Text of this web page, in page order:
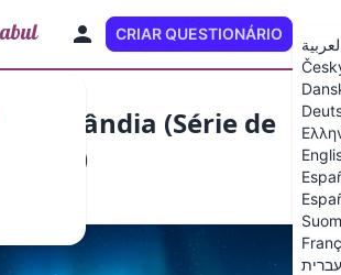
CRIAR QUESTIONÁRIO
עברית
a Finlândia (Série de